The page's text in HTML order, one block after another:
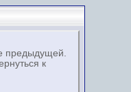
предыдущей.
к